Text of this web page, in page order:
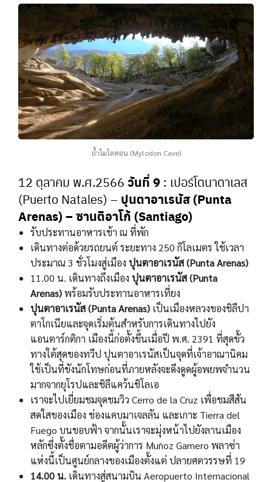
ถ้ำไมโลดอน (Mylodon Cave)
12 ตุลาคม พ.ศ.2566 วันที่ 9 : เปอร์โตนาตาเลส
(Puerto Natales) – ปุนตาอาเรนัส (Punta
Arenas) – ซานติอาโก้ (Santiago)
รับประทานอาหารเช้า ณ ที่พัก
เดินทางต่อด้วยรถยนต์ ระยะทาง 250 กิโลเมตร ใช้เวลา
ประมาณ 3 ชั่วโมงสู่เมือง ปุนตาอาเรนัส (Punta Arenas)
11.00 น. เดินทางถึงเมือง ปุนตาอาเรนัส (Punta
Arenas)พร้อมรับประทานอาหารเที่ยง
ปุนตาอาเรนัส (Punta Arenas) เป็นเมืองหลวงของชิลีปา
ตาโกเนียและจุดเริ่มต้นสำหรับการเดินทางไปยัง
แอนตาร์กติกา เมืองนี้ก่อตั้งขึ้นเมื่อปี พ.ศ. 2391 ที่สุดขั้ว
ทางใต้สุดของทวีป ปุนตาอาเรนัสเป็นจุดที่เจ้าอาณานิคม
ใช้เป็นที่ขังนักโทษก่อนที่ภายหลังจะดึงดูดผู้อพยพจำนวน
มากจากยุโรปและชิลีแคว้นชิโลเอ
เราจะไปเยี่ยมชมจุดชมวิว Cerro de la Cruz เพื่อชมสีสัน
สดใสของเมือง ช่องแคบมาเจลลัน และเกาะ Tierra del
Fuego บนขอบฟ้า จากนั้นเราจะมุ่งหน้าไปยังลานเมือง
หลักซึ่งตั้งชื่อตามอดีตผู้ว่าการ Muñoz Gamero พลาซ่า
แห่งนี้เป็นศูนย์กลางของเมืองตั้งแต่ ปลายศตวรรษที่ 19
14.00 น. เดินทางสู่สนามบิน Aeropuerto Internacional